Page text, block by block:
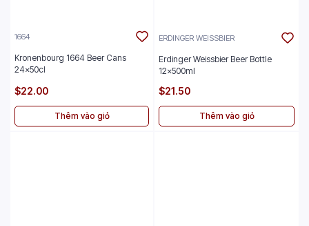
1664
Kronenbourg 1664 Beer Cans
24x50cl
$22.00
Thêm vào giỏ
ERDINGER WEISSBIER
Erdinger Weissbier Beer Bottle
12x500ml
$21.50
Thêm vào giỏ